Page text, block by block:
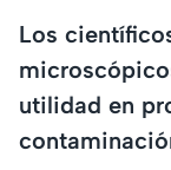
Los
utilidad en